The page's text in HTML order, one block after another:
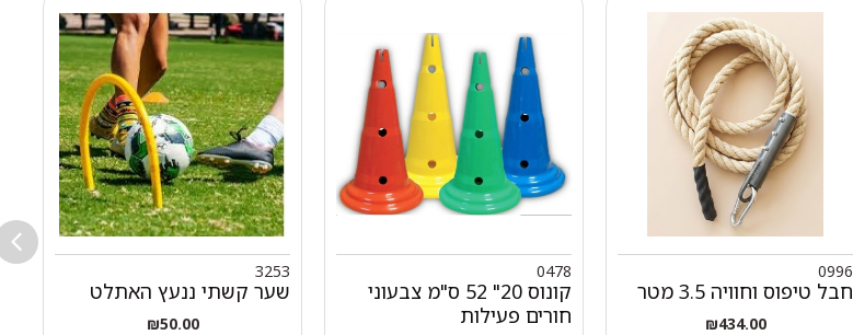
0996
חבל טיפוס וחוויה 3.5 מטר
₪434.00
0478
קונוס 20" 52 ס"מ צבעוני
חורים פעילות
3253
שער קשתי ננעץ האתלט
₪50.00